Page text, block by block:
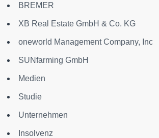
BREMER
XB Real Estate GmbH & Co. KG
oneworld Management Company, Inc
SUNfarming GmbH
Medien
Studie
Unternehmen
Insolvenz